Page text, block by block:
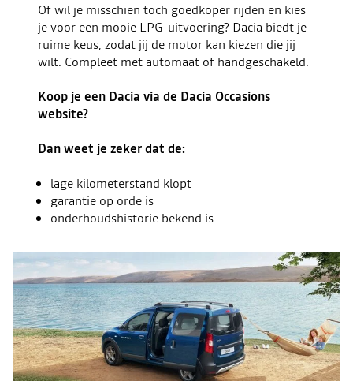
Of wil je misschien toch goedkoper rijden en kies
je voor een mooie LPG-uitvoering? Dacia biedt je
ruime keus, zodat jij de motor kan kiezen die jij
wilt. Compleet met automaat of handgeschakeld.
Koop je een Dacia via de Dacia Occasions
website?
Dan weet je zeker dat de:
lage kilometerstand klopt
garantie op orde is
onderhoudshistorie bekend is